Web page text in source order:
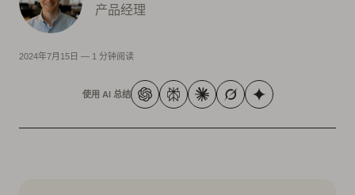
产品经理
2024年7月15日 — 1 分钟阅读
使用 AI 总结